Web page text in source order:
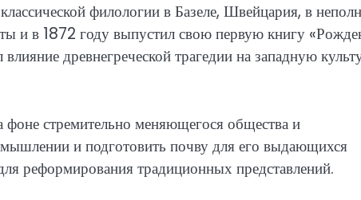
филологии в Базеле, Швейцария, в
и в 1872 году выпустил свою первую книгу
древнегреческой трагедии на западную
стремительно меняющегося общества и
и подготовить почву для его выдающихся
реформирования традиционных представлений.